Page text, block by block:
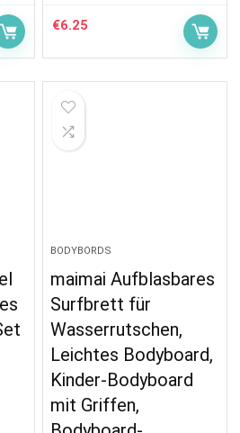
€6.25
BODYBORDS
maimai Aufblasbares
Surfbrett für
Wasserrutschen,
Leichtes Bodyboard,
Kinder-Bodyboard
mit Griffen,